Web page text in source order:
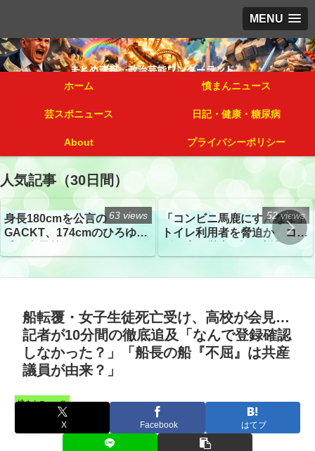
MENU
ホーム 憤まんニュース
芸スポニュース 日記・健康・糖尿病
About プライバシーポリシー
人気記事（30日間）
身長180cmを公言の
GACKT、174cmのひろゆき
トざわつき イベントでの写
真が話題
63 views
「コンビニ馬鹿にすんなよ」
トイレ利用者を脅迫か コン
52 views
船転覆・女子生徒死亡受け、高校が会見…
記者が10分間の徹底追及「なんで登録確認
しなかった？」「船長の船『不屈』は共産
議員が由来？」
憤まんニュース
X Facebook はてブ